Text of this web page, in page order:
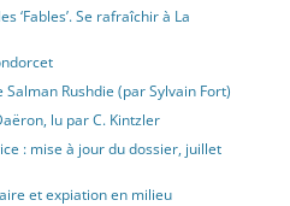
‘Fables’. Se rafraîchir à La
Salman Rushdie (par Sylvain Fort)
lu par C. Kintzler
: mise à jour du dossier, juillet
et expiation en milieu